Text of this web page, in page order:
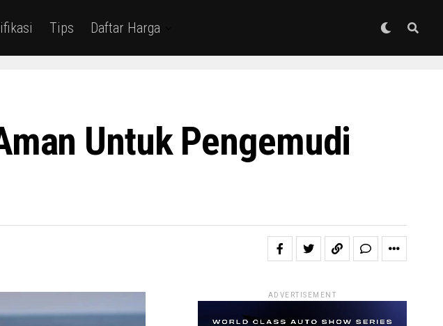
Tips Daftar Harga
Untuk Pengemudi
ADVERTISEMENT